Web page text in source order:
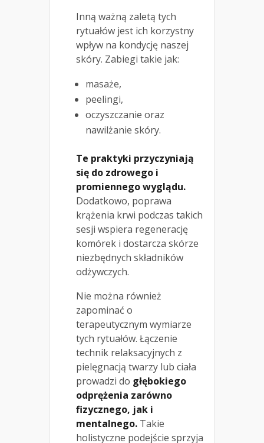
Inną ważną zaletą tych
rytuałów jest ich korzystny
wpływ na kondycję naszej
skóry. Zabiegi takie jak:
masaże,
peelingi,
oczyszczanie oraz
nawilżanie skóry.
Te praktyki przyczyniają
się do zdrowego i
promiennego wyglądu.
Dodatkowo, poprawa
krążenia krwi podczas takich
sesji wspiera regenerację
komórek i dostarcza skórze
niezbędnych składników
odżywczych.
Nie można również
zapominać o
terapeutycznym wymiarze
tych rytuałów. Łączenie
technik relaksacyjnych z
pielęgnacją twarzy lub ciała
prowadzi do głębokiego
odprężenia zarówno
fizycznego, jak i
mentalnego. Takie
holistyczne podejście sprzyja